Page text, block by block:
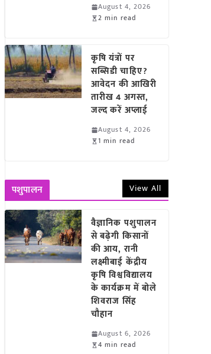
August 4, 2026
2 min read
कृषि यंत्रों पर
सब्सिडी चाहिए?
आवेदन की आखिरी
तारीख 4 अगस्त,
जल्द करें अप्लाई
August 4, 2026
1 min read
पशुपालन View All
वैज्ञानिक पशुपालन
से बढ़ेगी किसानों
की आय, रानी
लक्ष्मीबाई केंद्रीय
कृषि विश्वविद्यालय
के कार्यक्रम में बोले
शिवराज सिंह
चौहान
August 6, 2026
4 min read